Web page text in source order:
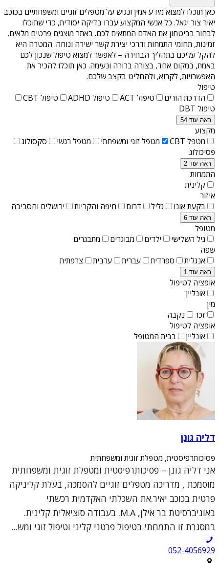
כאן תוכלו למצוא מידע אמין ונגיש על מטפלים זוגיים ומשפחתיים בכוכב
יאיר צור יגאל. כל אנשי המקצוע עברו בדיקה יסודית, כדי שתוכלו
לבחור בביטחון את האדם המתאים לכם. באתר מוצגים פרטים מלאים,
זמינות, תחומי התמחות ודרכי יצירת קשר ישירה ונוחה. המטרה היא
להקל עליכם בתהליך הבחירה – לאפשר למצוא טיפול שנכון לכם
באמת, במקום אחד, בצורה ברורה ונעימה. כאן תוכלו להכיר את
האפשרויות, לקרוא, ולהחליט בקצב שלכם.
טיפול
הדרכת הורים
טיפול ACT טיפול ADHD
טיפול CBT
טיפול DBT
ראה עוד 54
מקצוע
מטפל CBT
מטפל זוגי ומשפחתי מטפל רגשי
סקסולוג
פסיכולוג
ראה עוד 2
התמחות
קלינית
איזור
בקעת אונו
גליל דרום חיפה והקריות ירושלים והסביבה
ראה עוד 6
מטופל
גיל השלישי
ילדים מבוגרים
מתבגרים
שפה
אנגלית
ספרדית עברית ערבית צרפתית
ראה עוד 1
אופציה לטיפול
אונליין
מין
זכר
נקבה
אופציה לטיפול
אונליין
בבית המטופל
דליה גונן
פסיכותרפיסטית, מטפלת זוגית ומשפחתית
אני דליה גונן – פסיכותרפיסטית ומטפלת זוגית ומשפחתית
מוסמכת , מדריכה מטפלים זוגיים להסמכה, בעלת קליניקה
פרטית בכוכב יאיר.את השכלתי האקדמית רכשתי
באוניברסיטת בר אילן, M.A. בעבודה סוציאלית קלינית.
במסגרת זו התמחתי בטיפול פרטני קליני וטיפול זוגי ומש...
052-4056929